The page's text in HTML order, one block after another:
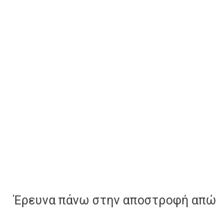
Έρευνα πάνω στην αποστροφή